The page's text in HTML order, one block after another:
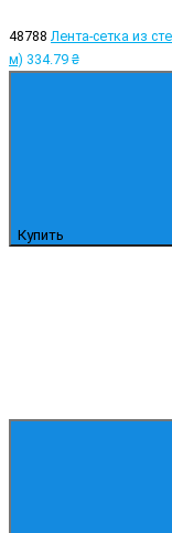
48788 Лента-сетка из
м) 334.79 ₴
Купить